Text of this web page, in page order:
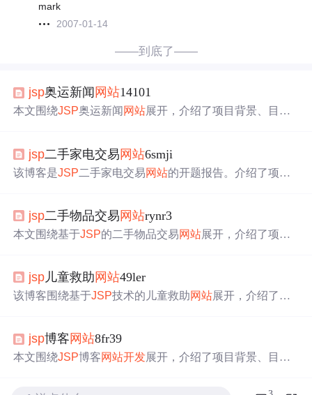
mark
2007-01-14
——到底了——
jsp奥运新闻 网站14101
本文围绕JSP奥运新闻 网站展开，介绍了项目背景、目
具如Eclipse、IntelliJ IDEA，以及开发
和创建Web项目。
jsp二手家电交易 网站6smji
该博客是JSP二手家电交易网站的开题报告。介绍了项目
提及开发工具、流程等，旨在构建便捷安全的交易
促进二手家电市场发展。
jsp二手物品交易 网站rynr3
本文围绕基于JSP的二手物品交易网站展开，介绍了项目
据。还提及开发工具、流程，预期实现功能完善、用户友
好的交易网站，推动二手物品交易市场发展。
jsp 儿童救助 网站49ler
该博客围绕基于JSP技术的儿童救助网站展开，介绍了项
流程等，期望提高救助效率，增强透明度，为困境儿童提
供支持。
jsp博客 网站8fr39
本文围绕JSP博客网站开发展开，介绍了项目背景、目标